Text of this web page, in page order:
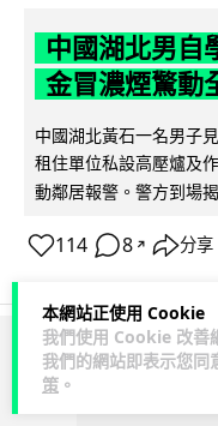
本網站正使用 Cookie
我們使用 Cookie 改善
我們的網站即表示您同
策 。
中國湖北男自
金冒濃煙驚動
中國湖北黃石一名男子
租住單位私設高壓爐及
動鄰居報警。警方到場
114 8 ↗ 分享
ADVERTISEMENT